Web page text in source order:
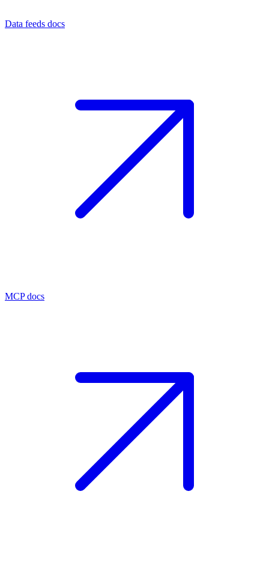
Data feeds docs
MCP docs